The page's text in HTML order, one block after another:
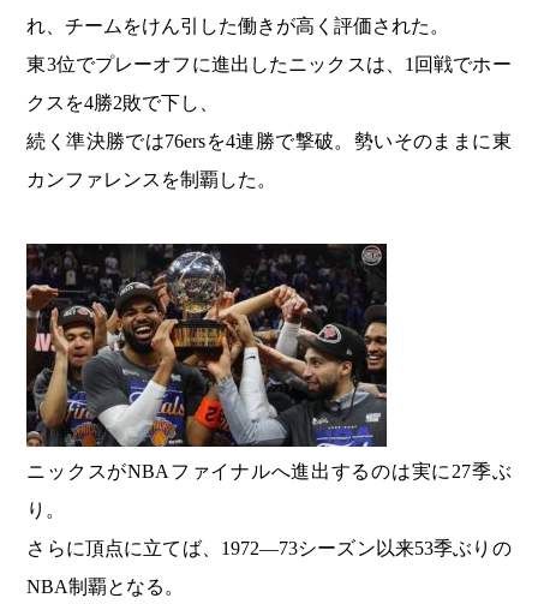
れ、チームをけん引した働きが高く評価された。
東3位でプレーオフに進出したニックスは、1回戦でホー
クスを4勝2敗で下し、
続く準決勝では76ersを4連勝で撃破。勢いそのままに東
カンファレンスを制覇した。
ニックスがNBAファイナルへ進出するのは実に27季ぶ
り。
さらに頂点に立てば、1972―73シーズン以来53季ぶりの
NBA制覇となる。